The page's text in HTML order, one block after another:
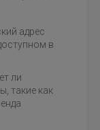
адрес
в
ли
такие как